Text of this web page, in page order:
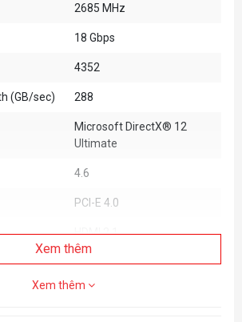
2685 MHz
18 Gbps
4352
(GB/sec) 288
Microsoft DirectX® 12
Ultimate
4.6
PCI-E 4.0
HDMI 2.1
DP1.4a x 3
7680x4320
Xem thêm
Xem thêm